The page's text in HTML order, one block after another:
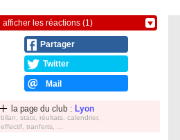
afficher les réactions (1)
Partager
Twitter
Mail
la page du club : Lyon
bilan, stats, réultats, calendrier,
effectif, tranferts, ...